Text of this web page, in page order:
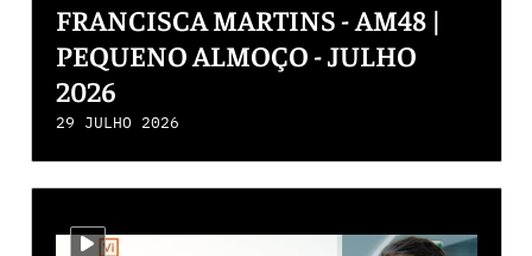
FRANCISCA MARTINS - AM48 |
PEQUENO ALMOÇO - JULHO
2026
29 JULHO 2026
i-video